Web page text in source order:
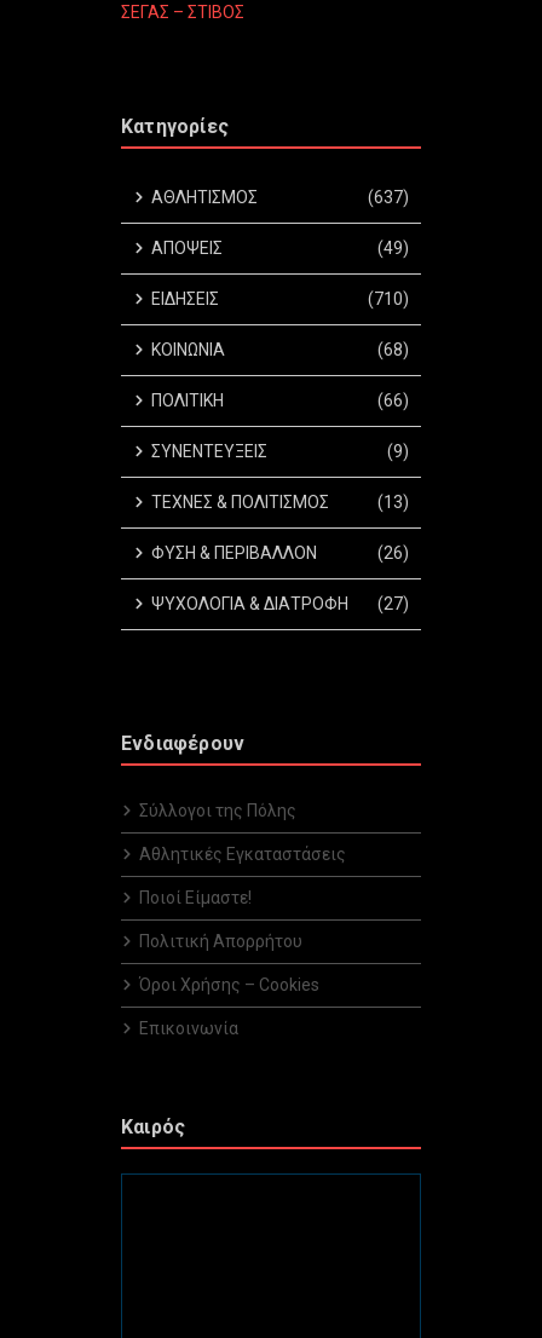
ΣΕΓΑΣ – ΣΤΙΒΟΣ
Κατηγορίες
ΑΘΛΗΤΙΣΜΟΣ (637)
ΑΠΟΨΕΙΣ (49)
ΕΙΔΗΣΕΙΣ (710)
ΚΟΙΝΩΝΙΑ (68)
ΠΟΛΙΤΙΚΗ (66)
ΣΥΝΕΝΤΕΥΞΕΙΣ (9)
ΤΕΧΝΕΣ & ΠΟΛΙΤΙΣΜΟΣ (13)
ΦΥΣΗ & ΠΕΡΙΒΑΛΛΟΝ (26)
ΨΥΧΟΛΟΓΙΑ & ΔΙΑΤΡΟΦΗ (27)
Ενδιαφέρουν
Σύλλογοι της Πόλης
Αθλητικές Εγκαταστάσεις
Ποιοί Είμαστε!
Πολιτική Απορρήτου
Όροι Χρήσης – Cookies
Επικοινωνία
Καιρός